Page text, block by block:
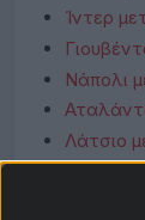
Ίντερ
Νάπολι
Λάτσιο
Ρόμα